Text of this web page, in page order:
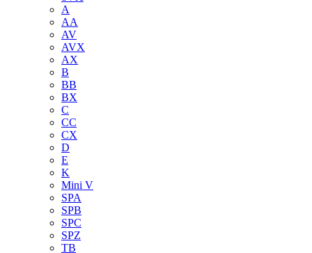
A
AA
AV
AVX
AX
B
BB
BX
C
CC
CX
D
E
K
Mini V
SPA
SPB
SPC
SPZ
TB